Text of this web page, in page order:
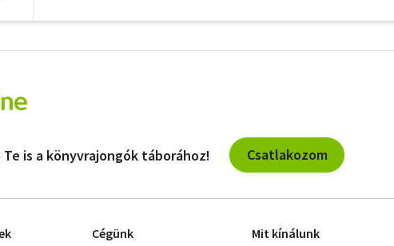
szűrők
Te is a könyvrajongók táborához! Csatlakozom
Cégünk Mit kínálunk